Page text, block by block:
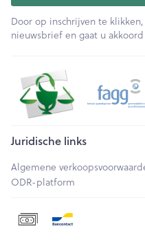
Door op inschrijven te
nieuwsbrief en gaat u
Juridische links
Algemene
ODR-platform